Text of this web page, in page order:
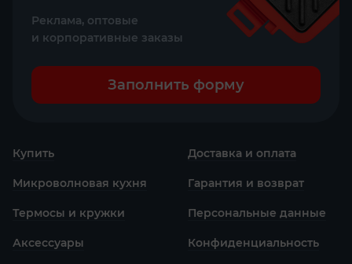
Реклама, оптовые
и корпоративные заказы
Заполнить форму
Купить
Микроволновая кухня
Термосы и кружки
Аксессуары
Доставка и оплата
Гарантия и возврат
Персональные данные
Конфиденциаль­ность